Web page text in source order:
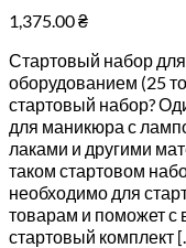
1,375.00₴
Стартовый набор
оборудованием (25
стартовый набор?
для маникюра с
лаками и другими
таком стартовом
необходимо для
товарам и поможет с
стартовый комплект